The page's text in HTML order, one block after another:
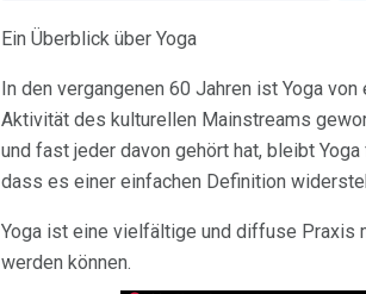
Ein Überblick über Yoga
In den vergangenen 60 Jahren ist Yoga
Aktivität des kulturellen Mainstreams
und fast jeder davon gehört hat, bleibt
dass es einer einfachen Definition
Yoga ist eine vielfältige und diffuse Praxis
werden können.